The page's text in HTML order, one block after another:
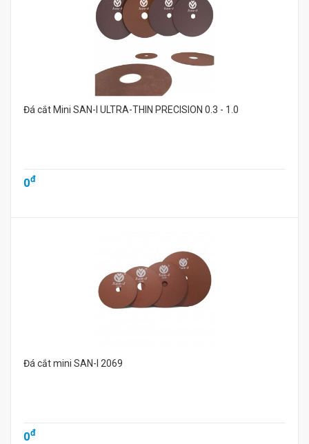
Đá cắt Mini SAN-I ULTRA-THIN PRECISION 0.3 - 1.0
0đ
Đá cắt mini SAN-I 2069
0đ